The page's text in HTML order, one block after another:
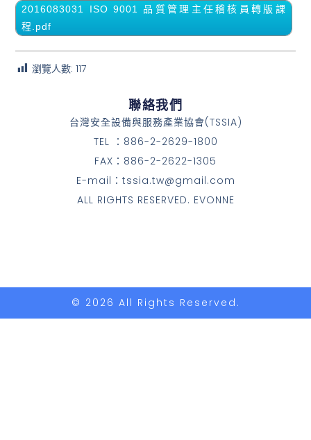
2016083031 ISO 9001 品質管理主任稽核員轉版課
程.pdf
瀏覽人數: 117
聯絡我們
台灣安全設備與服務產業協會(TSSIA)
TEL ：886-2-2629-1800
FAX：886-2-2622-1305
E-mail：tssia.tw@gmail.com
ALL RIGHTS RESERVED. EVONNE
© 2026 All Rights Reserved.